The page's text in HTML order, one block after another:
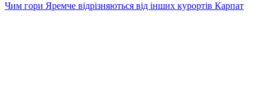
Чим гори Яремче відрізняються від інших курортів Карпат